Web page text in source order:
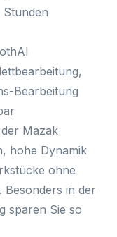
Bearbeitung
Mazak
hohe Dynamik
ohne
in der
sparen Sie so